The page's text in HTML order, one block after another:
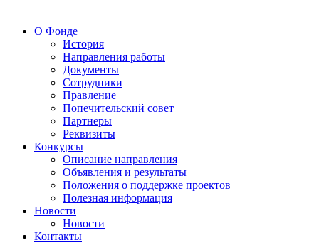
О Фонде
История
Направления работы
Документы
Сотрудники
Правление
Попечительский совет
Партнеры
Реквизиты
Конкурсы
Описание направления
Объявления и результаты
Положения о поддержке проектов
Полезная информация
Новости
Новости
Контакты